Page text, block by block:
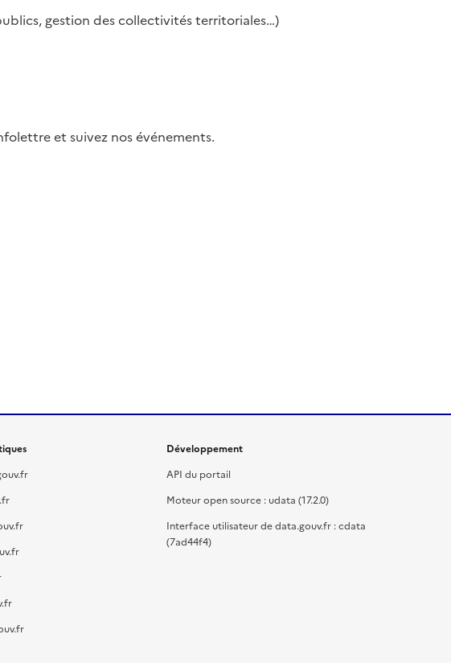
gestion des collectivités territoriales…)
et suivez nos événements.
Développement
API du portail
Moteur open source : udata (17.2.0)
Interface utilisateur de data.gouv.fr : cdata
(7ad44f4)